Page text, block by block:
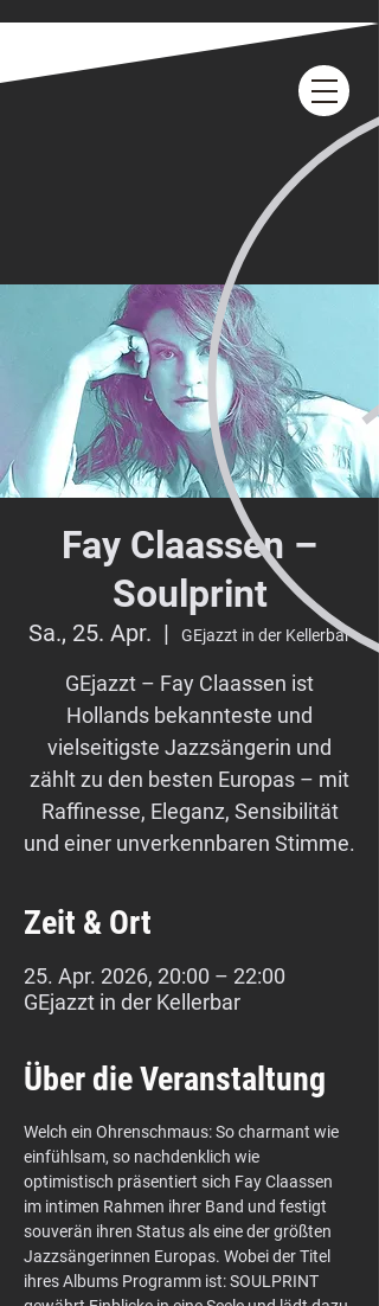
Fay Claassen –
Soulprint
Sa., 25. Apr.
  |
GEjazzt in der Kellerbar
GEjazzt – Fay Claassen ist
Hollands bekannteste und
vielseitigste Jazzsängerin und
zählt zu den besten Europas – mit
Raffinesse, Eleganz, Sensibilität
und einer unverkennbaren Stimme.
Zeit & Ort
25. Apr. 2026, 20:00 – 22:00
GEjazzt in der Kellerbar
Über die Veranstaltung
Welch ein Ohrenschmaus: So charmant wie
einfühlsam, so nachdenklich wie
optimistisch präsentiert sich Fay Claassen
im intimen Rahmen ihrer Band und festigt
souverän ihren Status als eine der größten
Jazzsängerinnen Europas. Wobei der Titel
ihres Albums Programm ist: SOULPRINT